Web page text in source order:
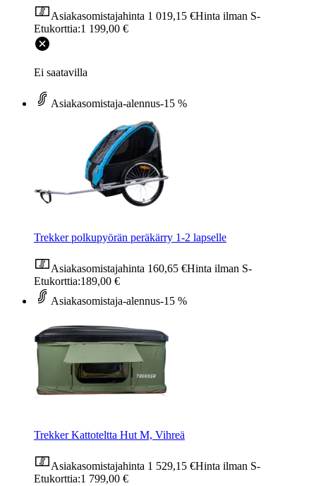
Asiakasomistajahinta 1 019,15 €Hinta ilman S-
Etukorttia:1 199,00 €
Ei saatavilla
Asiakasomistaja-alennus-15 %
Trekker polkupyörän peräkärry 1-2 lapselle
Asiakasomistajahinta 160,65 €Hinta ilman S-
Etukorttia:189,00 €
Asiakasomistaja-alennus-15 %
Trekker Kattoteltta Hut M, Vihreä
Asiakasomistajahinta 1 529,15 €Hinta ilman S-
Etukorttia:1 799,00 €